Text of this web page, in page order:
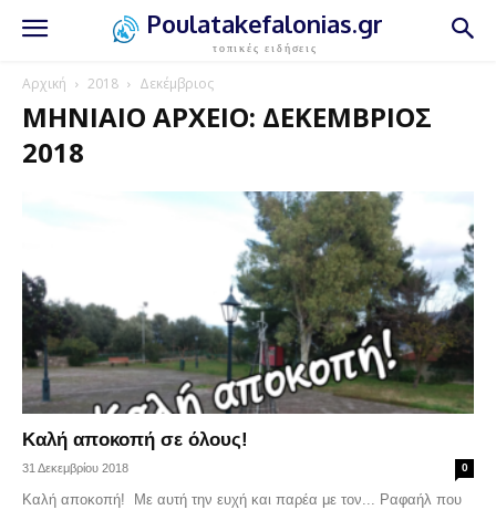
Poulatakefalonias.gr
τοπικές ειδήσεις
Αρχική 2018 Δεκέμβριος
ΜΗΝΙΑΊΟ ΑΡΧΕΊΟ: ΔΕΚΈΜΒΡΙΟΣ
2018
Καλή αποκοπή σε όλους!
31 Δεκεμβρίου 2018 0
Καλή αποκοπή! Με αυτή την ευχή και παρέα με τον... Ραφαήλ που